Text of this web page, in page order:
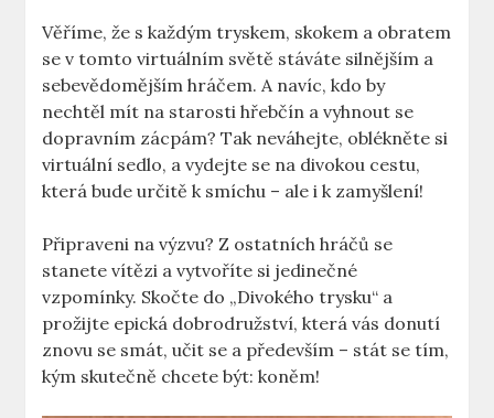
Věříme, že s každým tryskem, skokem a obratem
se v tomto virtuálním světě stáváte silnějším a
sebevědomějším hráčem. A navíc, kdo by
nechtěl mít na starosti hřebčín a vyhnout se
dopravním zácpám? Tak neváhejte, oblékněte si
virtuální sedlo, a vydejte se na divokou cestu,
která bude určitě k smíchu – ale i k zamyšlení!
Připraveni na výzvu? Z ostatních hráčů se
stanete vítězi a vytvoříte si jedinečné
vzpomínky. Skočte do „Divokého trysku“ a
prožijte epická dobrodružství, která vás donutí
znovu se smát, učit se a především – stát se tím,
kým skutečně chcete být: koněm!